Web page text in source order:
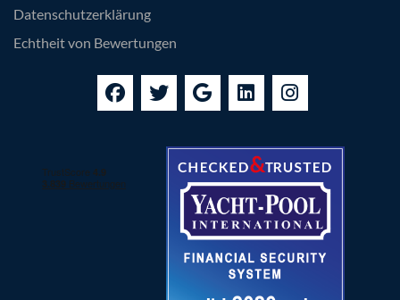
Datenschutzerklärung
Echtheit von Bewertungen